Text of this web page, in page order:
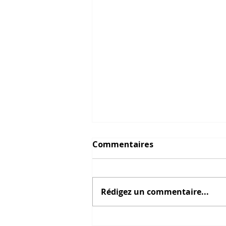
Commentaires
Rédigez un commentaire...